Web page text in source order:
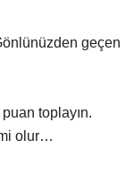
geçen
toplayın.
olur…